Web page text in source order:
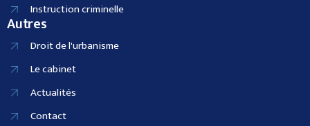
Instruction criminelle
Autres
Droit de l'urbanisme
Le cabinet
Actualités
Contact